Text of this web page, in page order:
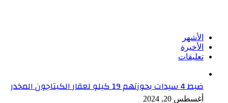
الأشهر
الأخيرة
تعليقات
ضبط 4 سيدات بحوزتهم 19 كيلو لعقار الكبتاجون المخدر
أغسطس 20, 2024